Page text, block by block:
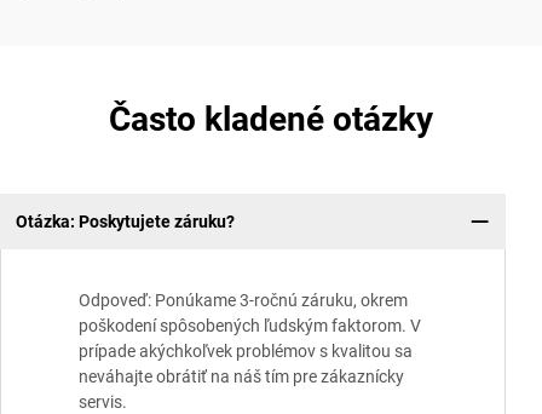
Často kladené otázky
Otázka: Poskytujete záruku?
Odpoveď: Ponúkame 3-ročnú záruku, okrem
poškodení spôsobených ľudským faktorom. V
prípade akýchkoľvek problémov s kvalitou sa
neváhajte obrátiť na náš tím pre zákaznícky
servis.